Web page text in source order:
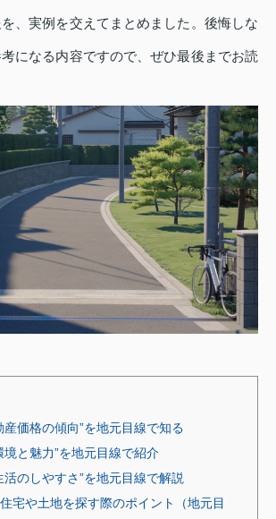
、実例を交えてまとめました。後悔しな
になる内容ですので、ぜひ最後までお読
産価格の傾向”を地元目線で知る
境と魅力”を地元目線で紹介
活のしやすさ”を地元目線で解説
宅や土地を探す際のポイント（地元目